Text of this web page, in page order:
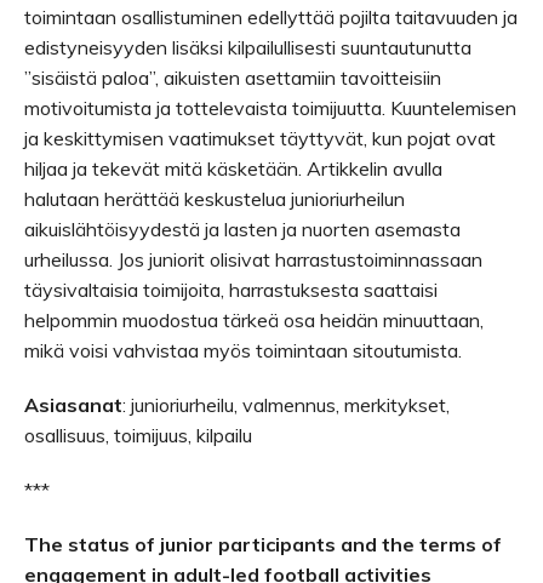
toimintaan osallistuminen edellyttää pojilta taitavuuden ja
edistyneisyyden lisäksi kilpailullisesti suuntautunutta
”sisäistä paloa”, aikuisten asettamiin tavoitteisiin
motivoitumista ja tottelevaista toimijuutta. Kuuntelemisen
ja keskittymisen vaatimukset täyttyvät, kun pojat ovat
hiljaa ja tekevät mitä käsketään. Artikkelin avulla
halutaan herättää keskustelua junioriurheilun
aikuislähtöisyydestä ja lasten ja nuorten asemasta
urheilussa. Jos juniorit olisivat harrastustoiminnassaan
täysivaltaisia toimijoita, harrastuksesta saattaisi
helpommin muodostua tärkeä osa heidän minuuttaan,
mikä voisi vahvistaa myös toimintaan sitoutumista.
Asiasanat: junioriurheilu, valmennus, merkitykset,
osallisuus, toimijuus, kilpailu
***
The status of junior participants and the terms of
engagement in adult-led football activities